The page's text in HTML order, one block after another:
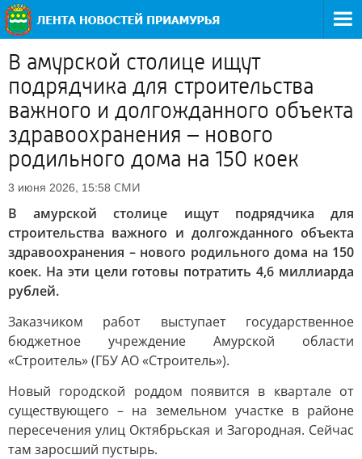
В амурской столице ищут
подрядчика для строительства
важного и долгожданного объекта
здравоохранения – нового
родильного дома на 150 коек
3 июня 2026, 15:58 СМИ
В амурской столице ищут подрядчика для
строительства важного и долгожданного объекта
здравоохранения – нового родильного дома на 150
коек. На эти цели готовы потратить 4,6 миллиарда
рублей.
Заказчиком работ выступает государственное
бюджетное учреждение Амурской области
«Строитель» (ГБУ АО «Строитель»).
Новый городской роддом появится в квартале от
существующего – на земельном участке в районе
пересечения улиц Октябрьская и Загородная. Сейчас
там заросший пустырь.